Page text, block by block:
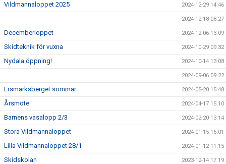
Vildmannaloppet 2025 2024-12-29 14:46
2024-12-18 08:27
Decemberloppet 2024-12-06 13:09
Skidteknik för vuxna 2024-10-29 09:32
Nydala öppning! 2024-10-14 13:08
2024-09-06 09:22
Ersmarksberget sommar 2024-05-20 15:48
Årsmöte 2024-04-17 15:10
Barnens vasalopp 2/3 2024-02-20 13:14
Stora Vildmannaloppet 2024-01-15 16:01
Lilla Vildmannaloppet 28/1 2024-01-12 11:15
Skidskolan 2023-12-14 17:19